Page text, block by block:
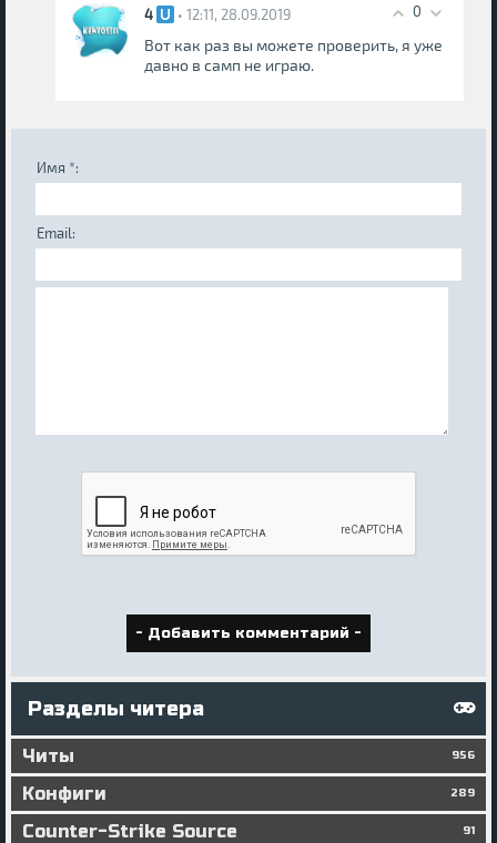
0
4 • 12:11, 28.09.2019
Вот как раз вы можете проверить, я уже
давно в самп не играю.
Имя *:
Email:
Разделы читера
Читы 956
Конфиги 289
Counter-Strike Source 91